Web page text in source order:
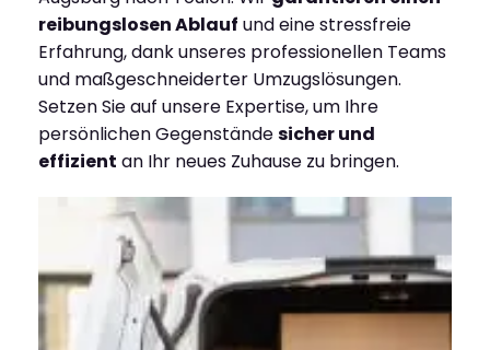
reibungslosen Ablauf und eine stressfreie
Erfahrung, dank unseres professionellen Teams
und maßgeschneiderter Umzugslösungen.
Setzen Sie auf unsere Expertise, um Ihre
persönlichen Gegenständesicher und
effizient an Ihr neues Zuhause zu bringen.